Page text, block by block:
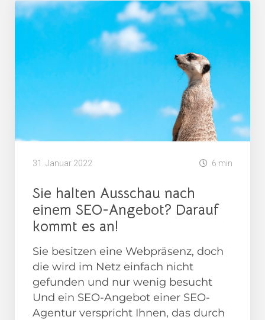
31. Januar 2022 6 min
Sie halten Ausschau nach
einem SEO-Angebot? Darauf
kommt es an!
Sie besitzen eine Webpräsenz, doch
die wird im Netz einfach nicht
gefunden und nur wenig besucht
Und ein SEO-Angebot einer SEO-
Agentur verspricht Ihnen, das durch